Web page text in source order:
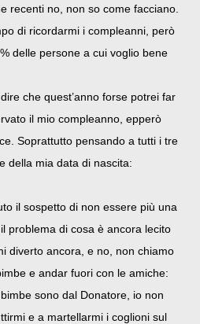
recenti no, non so come facciano.
di ricordarmi i compleanni, però
delle persone a cui voglio bene
che quest’anno forse potrei far
il mio compleanno, epperò
Soprattutto pensando a tutti i tre
della mia data di nascita:
il sospetto di non essere più una
problema di cosa è ancora lecito
diverto ancora, e no, non chiamo
e andar fuori con le amiche:
sono dal Donatore, io non
e a martellarmi i coglioni sul